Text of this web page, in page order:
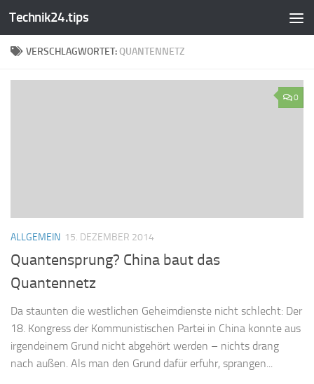
Zum Inhalt springen
Technik24.tips
VERSCHLAGWORTET:QUANTENNETZ
0
ALLGEMEIN 15. DEZEMBER 2014
Quantensprung? China baut das
Quantennetz
Da staunten die westlichen Geheimdienste nicht schlecht: Der
18. Kongress der Kommunistischen Partei in China konnte aus
irgendeinem Grund nicht abgehört werden – nichts drang
nach außen. Als man den Grund dafür erfuhr, sprangen...